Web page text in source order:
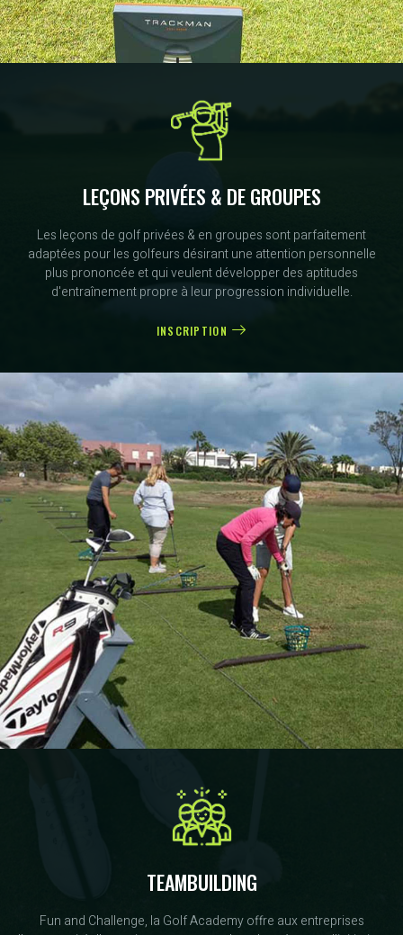
LEÇONS PRIVÉES & DE GROUPES
Les leçons de golf privées & en groupes sont parfaitement
adaptées pour les golfeurs désirant une attention personnelle
plus prononcée et qui veulent développer des aptitudes
d'entraînement propre à leur progression individuelle.
INSCRIPTION
TEAMBUILDING
Fun and Challenge, la Golf Academy offre aux entreprises